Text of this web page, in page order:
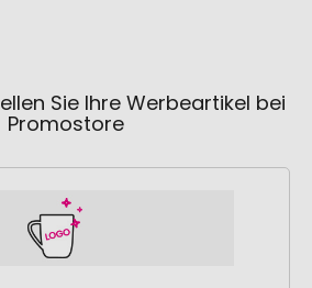
Sie Ihre Werbeartikel bei
Promostore